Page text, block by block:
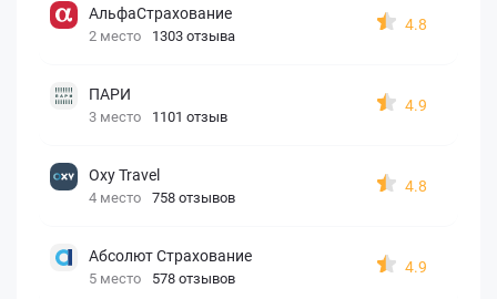
АльфаСтрахование
2 место 1303 отзыва
4.8
ПАРИ
3 место 1101 отзыв
4.9
Oxy Travel
4 место 758 отзывов
4.8
Абсолют Страхование
5 место 578 отзывов
4.9